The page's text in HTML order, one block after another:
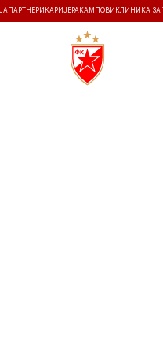
ПАРТНЕРИ КАРИЈЕРА КАМПОВИ КЛИНИКА ЗА